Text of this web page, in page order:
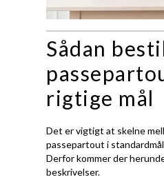
Sådan
rigtige mål
Det er vigtigt at skelne
passepartout i
Derfor kommer der
beskrivelser.